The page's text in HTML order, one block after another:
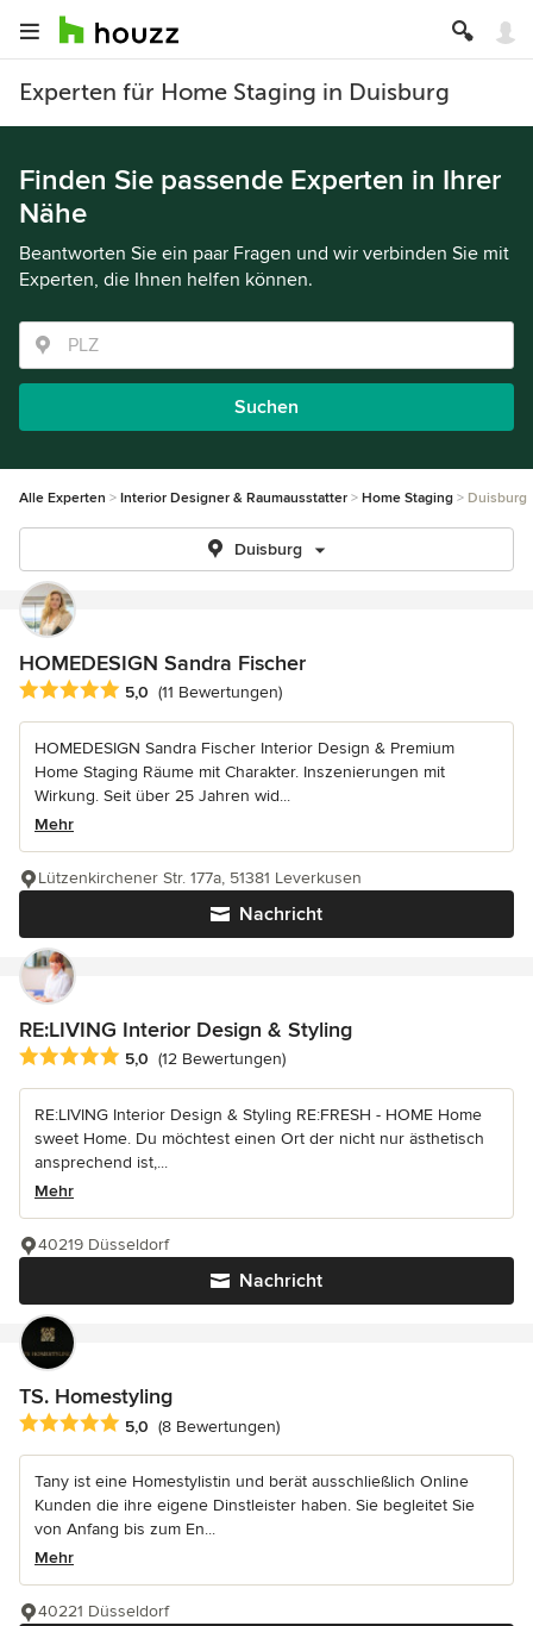
Experten für Home Staging in Duisburg
Finden Sie passende Experten in Ihrer
Nähe
Beantworten Sie ein paar Fragen und wir verbinden Sie mit
Experten, die Ihnen helfen können.
Suchen
Alle Experten Interior Designer & Raumausstatter Home Staging Duisburg
Duisburg
HOMEDESIGN Sandra Fischer
Durchschnittliche Bewertung: 5 von 5 Sternen
5,0 (11 Bewertungen)
HOMEDESIGN Sandra Fischer Interior Design & Premium
Home Staging Räume mit Charakter. Inszenierungen mit
Wirkung. Seit über 25 Jahren wid...
Mehr
Nachricht
Lützenkirchener Str. 177a, 51381 Leverkusen
RE:LIVING Interior Design & Styling
Durchschnittliche Bewertung: 5 von 5 Sternen
5,0 (12 Bewertungen)
RE:LIVING Interior Design & Styling RE:FRESH - HOME Home
sweet Home. Du möchtest einen Ort der nicht nur ästhetisch
ansprechend ist,...
Mehr
Nachricht
40219 Düsseldorf
TS. Homestyling
Durchschnittliche Bewertung: 5 von 5 Sternen
5,0 (8 Bewertungen)
Tany ist eine Homestylistin und berät ausschließlich Online
Kunden die ihre eigene Dinstleister haben. Sie begleitet Sie
von Anfang bis zum En...
Mehr
40221 Düsseldorf